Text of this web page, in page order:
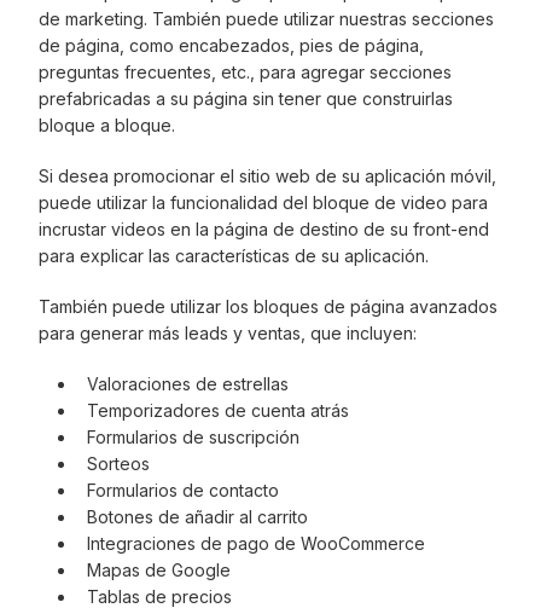
de marketing. También puede utilizar nuestras secciones
de página, como encabezados, pies de página,
preguntas frecuentes, etc., para agregar secciones
prefabricadas a su página sin tener que construirlas
bloque a bloque.
Si desea promocionar el sitio web de su aplicación móvil,
puede utilizar la funcionalidad del bloque de video para
incrustar videos en la página de destino de su front-end
para explicar las características de su aplicación.
También puede utilizar los bloques de página avanzados
para generar más leads y ventas, que incluyen:
Valoraciones de estrellas
Temporizadores de cuenta atrás
Formularios de suscripción
Sorteos
Formularios de contacto
Botones de añadir al carrito
Integraciones de pago de WooCommerce
Mapas de Google
Tablas de precios